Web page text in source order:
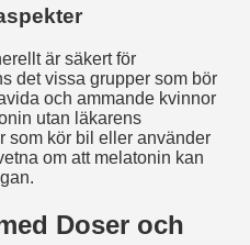
är säkert för
det vissa grupper som bör
och ammande kvinnor
utan läkarens
som kör bil eller använder
om att melatonin kan
Doser och